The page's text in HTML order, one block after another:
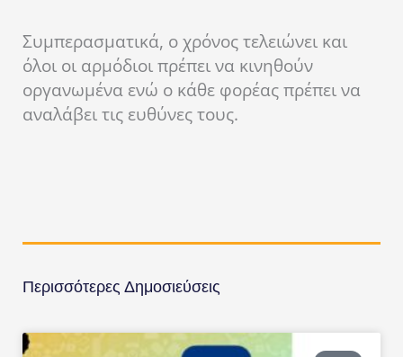
Συμπερασματικά, ο χρόνος τελειώνει και
όλοι οι αρμόδιοι πρέπει να κινηθούν
οργανωμένα ενώ ο κάθε φορέας πρέπει να
αναλάβει τις ευθύνες τους.
Περισσότερες Δημοσιεύσεις